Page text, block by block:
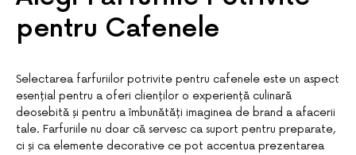
pentru Cafenele
Selectarea farfuriilor potrivite pentru cafenele este un aspect
esențial pentru a oferi clienților o experiență culinară
deosebită și pentru a îmbunătăți imaginea de brand a afacerii
tale. Farfuriile nu doar că servesc ca suport pentru preparate,
ci și ca elemente decorative ce pot accentua prezentarea